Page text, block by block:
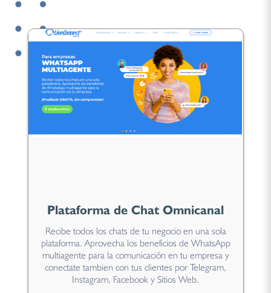
Plataforma de Chat Omnicanal
Recibe todos los chats de tu negocio en una sola
plataforma. Aprovecha los beneficios de WhatsApp
multiagente para la comunicación en tu empresa y
conectate tambien con tus clientes por Telegram,
Instagram, Facebook y Sitios Web.